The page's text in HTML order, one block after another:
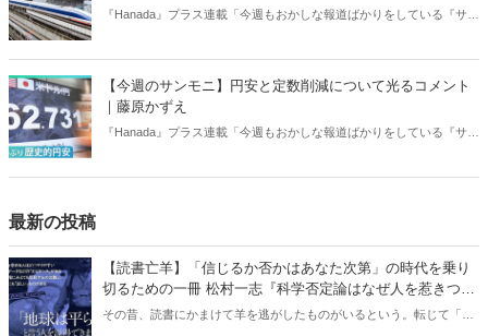
『Hanada』プラス連載「今週もおかしな報道ばかりをしている『サン
【今週のサンモニ】円安と定数削減について光るコメント
｜藤原かずえ
『Hanada』プラス連載「今週もおかしな報道ばかりをしている『サン
最新の投稿
【読書亡羊】「信じるか否かはあなた次第」の時代を乗り
切るための一冊 松村一志『科学否定論はなぜ人を惹きつけ
るのか』（ちくま新書）｜梶原麻衣子
その昔、読書にかまけて羊を逃がしたものがいるという。転じて「読